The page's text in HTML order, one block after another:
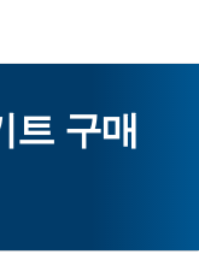
트 구매